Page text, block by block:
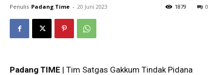
Penulis Padang Time - 20 Juni 2023 0
1879
Padang TIME | Tim Satgas Gakkum Tindak Pidana